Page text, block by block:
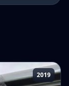
2019